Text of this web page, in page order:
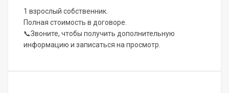
1 взрослый собственник.
Полная стоимость в договоре.
📞Звоните, чтобы получить дополнительную
информацию и записаться на просмотр.